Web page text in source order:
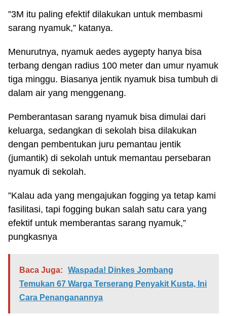
”3M itu paling efektif dilakukan untuk membasmi
sarang nyamuk,” katanya.
Menurutnya, nyamuk aedes aygepty hanya bisa
terbang dengan radius 100 meter dan umur nyamuk
tiga minggu. Biasanya jentik nyamuk bisa tumbuh di
dalam air yang menggenang.
Pemberantasan sarang nyamuk bisa dimulai dari
keluarga, sedangkan di sekolah bisa dilakukan
dengan pembentukan juru pemantau jentik
(jumantik) di sekolah untuk memantau persebaran
nyamuk di sekolah.
”Kalau ada yang mengajukan fogging ya tetap kami
fasilitasi, tapi fogging bukan salah satu cara yang
efektif untuk memberantas sarang nyamuk,”
pungkasnya
Baca Juga:
Waspada! Dinkes Jombang
Temukan 67 Warga Terserang Penyakit Kusta, Ini
Cara Penanganannya